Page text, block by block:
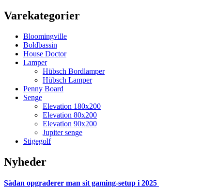
Varekategorier
Bloomingville
Boldbassin
House Doctor
Lamper
Hübsch Bordlamper
Hübsch Lamper
Penny Board
Senge
Elevation 180x200
Elevation 80x200
Elevation 90x200
Jupiter senge
Stigegolf
Nyheder
Sådan opgraderer man sit gaming-setup i 2025